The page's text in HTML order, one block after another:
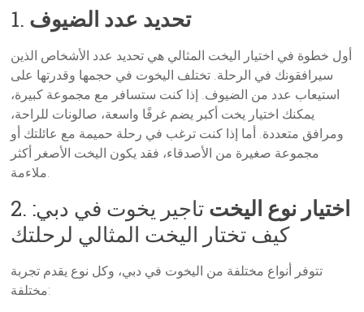
1. تحديد عدد الضيوف
أول خطوة في اختيار اليخت المثالي هي تحديد عدد الأشخاص الذين
سيرافقونك في الرحلة. تختلف اليخوت في حجمها وقدرتها على
استيعاب عدد من الضيوف. إذا كنت ستسافر مع مجموعة كبيرة،
يمكنك اختيار يخت أكبر يضم غرفًا واسعة، صالونات للراحة،
ومرافق متعددة. أما إذا كنت ترغب في رحلة حميمة مع عائلتك أو
مجموعة صغيرة من الأصدقاء، فقد يكون اليخت الأصغر أكثر
ملاءمة.
2. اختيار نوع اليخت تاجير يخوت في دبي:
كيف تختار اليخت المثالي لرحلتك
تتوفر أنواع مختلفة من اليخوت في دبي، وكل نوع يقدم تجربة
مختلفة: